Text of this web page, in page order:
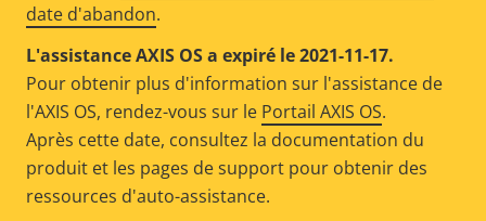
date d'abandon.
L'assistance AXIS OS a expiré le 2021-11-17.
Pour obtenir plus d'information sur l'assistance de
l'AXIS OS, rendez-vous sur le Portail AXIS OS.
Après cette date, consultez la documentation du
produit et les pages de support pour obtenir des
ressources d'auto-assistance.